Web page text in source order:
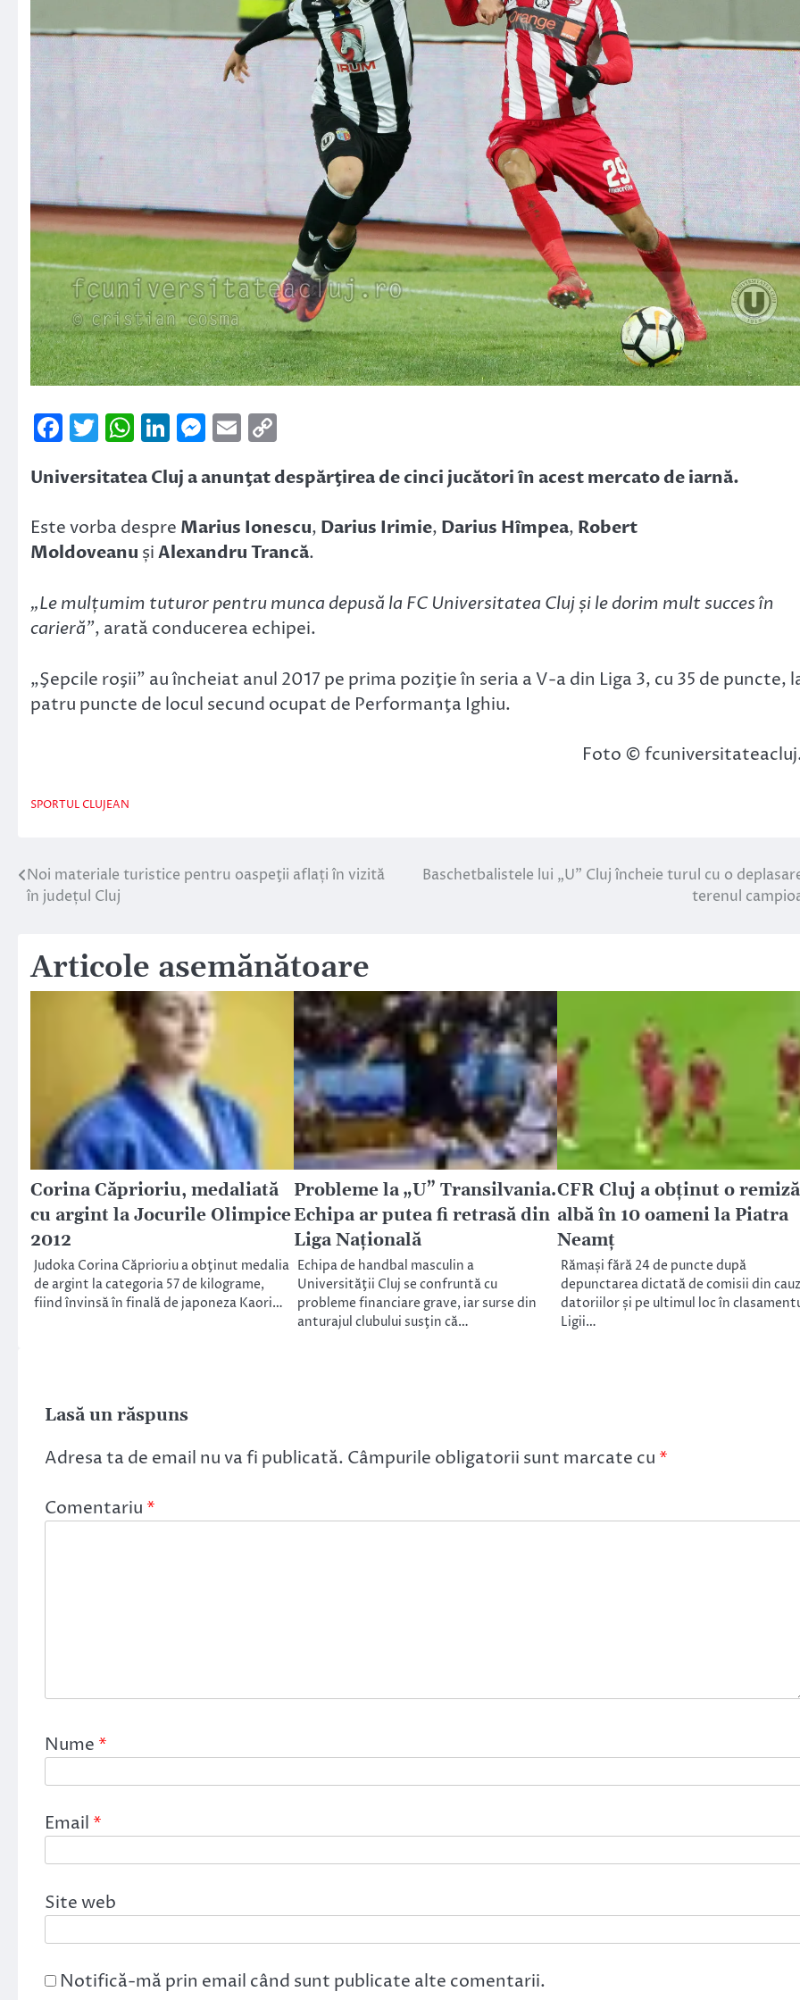
Facebook
Twitter
WhatsApp
LinkedIn
Messenger
Email
Universitatea Cluj a anunţat despărţirea de cinci jucători în acest mercato de iarnă.
Este vorba despre Marius Ionescu, Darius Irimie, Darius Hîmpea, Robert
Moldoveanu șiAlexandru Trancă.
„Le mulțumim tuturor pentru munca depusă la FC Universitatea Cluj și le dorim mult succes în
carieră”, arată conducerea echipei.
„Şepcile roşii” au încheiat anul 2017 pe prima poziţie în seria a V-a din Liga 3, cu 35 de puncte,
patru puncte de locul secund ocupat de Performanţa Ighiu.
Foto ©
SPORTUL CLUJEAN
Navigare
Noi materiale turistice pentru oaspeţii aflați în vizită
în județul Cluj
Baschetbalistele lui „U” Cluj încheie turul cu o
terenul
Articole asemănătoare
Corina Căprioriu, medaliată
cu argint la Jocurile Olimpice
2012
Judoka Corina Căprioriu a obţinut medalia
de argint la categoria 57 de kilograme,
fiind învinsă în finală de japoneza Kaori…
Probleme la „U” Transilvania.
Echipa ar putea fi retrasă din
Liga Naţională
Echipa de handbal masculin a
Universităţii Cluj se confruntă cu
probleme financiare grave, iar surse din
anturajul clubului susţin că…
CFR Cluj a obținut o remiză
albă în 10 oameni la Piatra
Neamț
Rămași fără 24 de puncte după
depunctarea dictată de comisii din
datoriilor și pe ultimul loc în
Ligii…
Lasă un răspuns
Adresa ta de email nu va fi publicată. Câmpurile obligatorii sunt marcate cu *
Comentariu *
Nume *
Email *
Site web
Notifică-mă prin email când sunt publicate alte comentarii.